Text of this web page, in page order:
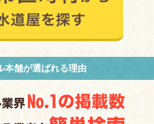
本舗が選ばれる理由